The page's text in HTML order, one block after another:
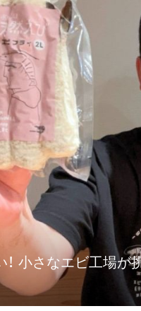
小さなエビ工場が